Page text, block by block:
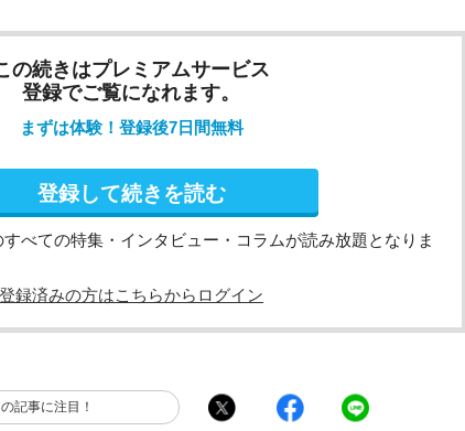
の続きはプレミアムサービス
登録でご覧になれます。
まずは体験！登録後7日間無料
登録して続きを読む
べての特集・インタビュー・コラムが読み放題となりま
登録済みの方はこちらからログイン
記事に注目！